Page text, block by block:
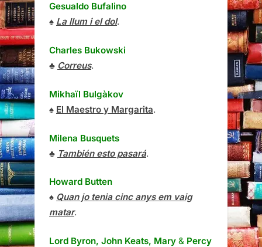
Gesualdo Bufalino
♠ La llum i el dol.
Charles Bukowski
♣ Correus.
Mikhaïl Bulgàkov
♠ El Maestro y Margarita.
Milena Busquets
♣ También esto pasará.
Howard Butten
♠ Quan jo tenia cinc anys em vaig
matar.
Lord Byron, John Keats, Mary & Percy